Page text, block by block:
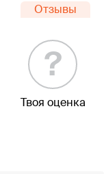
Отзывы
?
Твоя оценка